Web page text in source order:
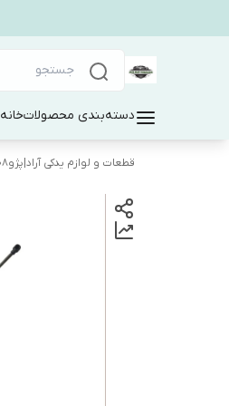
دسته‌بندی محصولاتخانه
قطعات و لوازم یدکی آراد|پژو۲۰۰۸|سیتروئن c3|هیوندای|کیاموتورز